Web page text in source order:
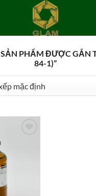
SẢN PHẨM ĐƯỢC GẮN
84-1)”